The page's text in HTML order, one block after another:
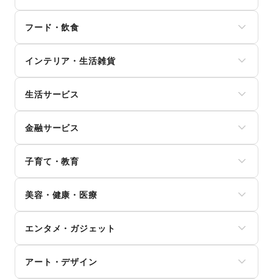
レディースファッション
ユニセックス
インナー・ルームウェア
キッズ・ベビー・マタニティ
スポーツ
シーズナルウェア
腕時計
靴
バッグ・革小物
ファッション雑貨
和服・着物
古着
その他ファッション
フード・飲食
和菓子
パン
お弁当・惣菜
軽食・ホットスナック
コーヒー・紅茶
その他飲料
食材・調味料
物産展・マルシェ
キッチンカー・移動販売
野菜・果物・生鮮食品
その他フード・飲食
インテリア・生活雑貨
寝具・ベッド
家具・家電
キッチン雑貨・調理器具
掃除用品・生活便利品
文房具
手芸・ハンドメイド
花・盆栽・ドライフラワー
犬・猫・ペット
日用雑貨
食器・陶磁器
その他インテリア・生活雑貨
生活サービス
インターネット・プロバイダ
電気・ガス
ウォーターサーバー
ハウスクリーニング・家事代行
定期宅配
リサイクル雑貨・古本
冠婚葬祭
資格・習い事
リフォーム
住宅（購入・賃貸）
金融サービス
保険
銀行
住宅ローン
証券・FX
不動産投資
その他金融サービス
子育て・教育
ランドセル
学習教材・通信教育
子供向け教室・レッスン
塾・家庭教師
おもちゃ・絵本
その他子育て・教育
美容・健康・医療
ダイエット・健康グッズ
美容・コスメ・香水
ヘアケア・シャンプー
美容家電
エンタメ・ガジェット
スマホアクセサリー
ガジェット
アート・デザイン